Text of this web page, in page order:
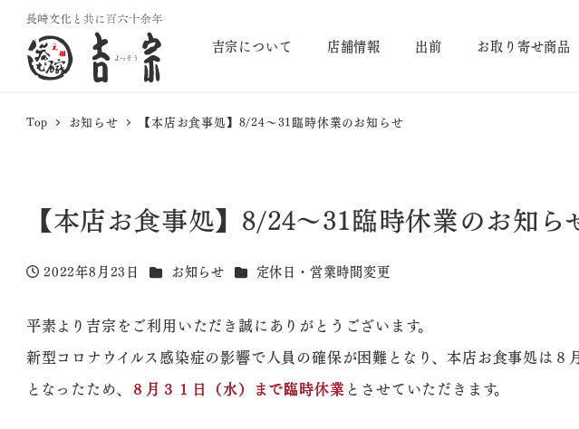
吉宗について 店舗情報 出前 お取り寄せ商品
Top お知らせ 【本店お食事処】8/24〜31臨時休業のお知らせ
【本店お食事処】8/24〜31臨時休業のお知ら
投稿日
2022年8月23日 カテゴリー
お知らせ カテゴリー
定休日・営業時間変更
平素より吉宗をご利用いただき誠にありがとうございます。
新型コロナウイルス感染症の影響で人員の確保が困難となり、本店お食事処は
となったため、 ８月３１日（水）まで臨時休業 とさせていただきます。